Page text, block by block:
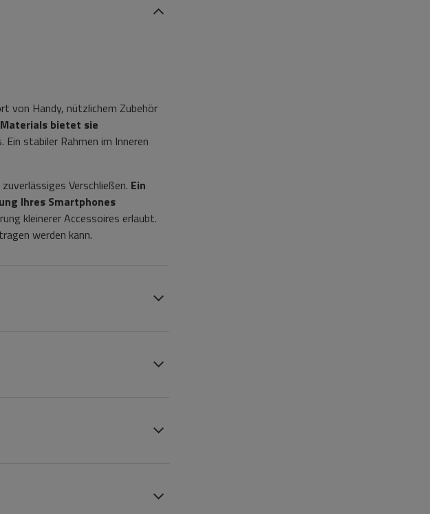
von Handy, nützlichem Zubehör
bietet sie
stabiler Rahmen im Inneren
Verschließen. Ein
Ihres Smartphones
kleinerer Accessoires erlaubt.
werden kann.